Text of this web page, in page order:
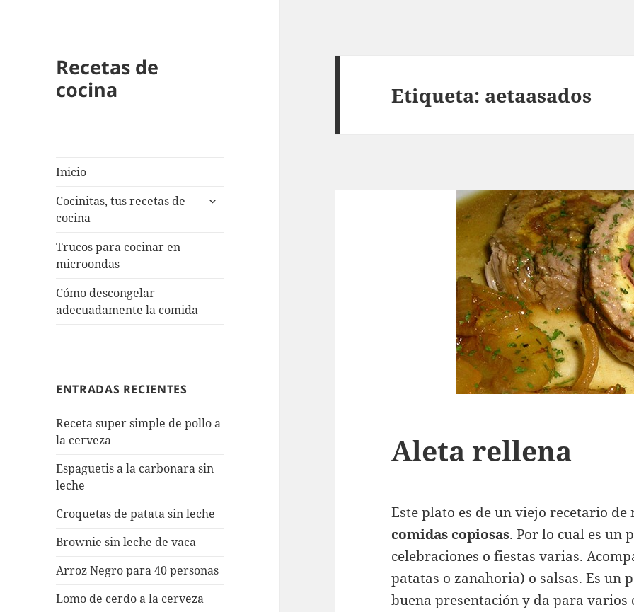
Recetas de
cocina
Inicio
Cocinitas, tus recetas de
cocina
expande
Trucos para cocinar en
microondas
Cómo descongelar
adecuadamente la comida
ENTRADAS RECIENTES
Receta super simple de pollo a
la cerveza
Espaguetis a la carbonara sin
leche
Croquetas de patata sin leche
Brownie sin leche de vaca
Arroz Negro para 40 personas
Lomo de cerdo a la cerveza
Etiqueta: aetaasados
Aleta rellena
Este plato es de un viejo recetario
comidas copiosas. Por lo cual es un
celebraciones o fiestas varias.
patatas o zanahoria) o salsas. Es un
buena presentación y da para varios